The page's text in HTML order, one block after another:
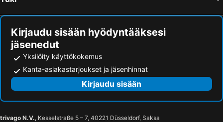
Kirjaudu sisään hyödyntääksesi
jäsenedut
Yksilöity käyttökokemus
Kanta-asiakastarjoukset ja jäsenhinnat
Kirjaudu sisään
trivago N.V., Kesselstraße 5 – 7, 40221 Düsseldorf, Saksa